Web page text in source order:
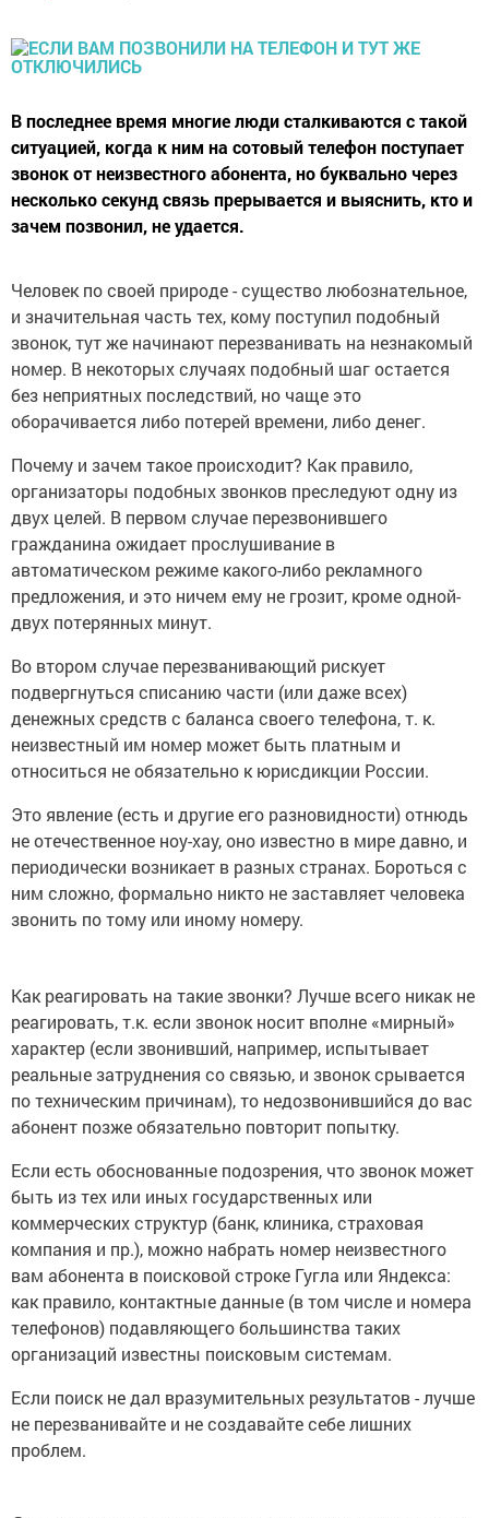
В последнее время многие люди сталкиваются с такой
ситуацией, когда к ним на сотовый телефон поступает
звонок от неизвестного абонента, но буквально через
несколько секунд связь прерывается и выяснить, кто и
зачем позвонил, не удается.
Человек по своей природе - существо любознательное,
и значительная часть тех, кому поступил подобный
звонок, тут же начинают перезванивать на незнакомый
номер. В некоторых случаях подобный шаг остается
без неприятных последствий, но чаще это
оборачивается либо потерей времени, либо денег.
Почему и зачем такое происходит? Как правило,
организаторы подобных звонков преследуют одну из
двух целей. В первом случае перезвонившего
гражданина ожидает прослушивание в
автоматическом режиме какого-либо рекламного
предложения, и это ничем ему не грозит, кроме одной-
двух потерянных минут.
Во втором случае перезванивающий рискует
подвергнуться списанию части (или даже всех)
денежных средств с баланса своего телефона, т. к.
неизвестный им номер может быть платным и
относиться не обязательно к юрисдикции России.
Это явление (есть и другие его разновидности) отнюдь
не отечественное ноу-хау, оно известно в мире давно, и
периодически возникает в разных странах. Бороться с
ним сложно, формально никто не заставляет человека
звонить по тому или иному номеру.
Как реагировать на такие звонки? Лучше всего никак не
реагировать, т.к. если звонок носит вполне «мирный»
характер (если звонивший, например, испытывает
реальные затруднения со связью, и звонок срывается
по техническим причинам), то недозвонившийся до вас
абонент позже обязательно повторит попытку.
Если есть обоснованные подозрения, что звонок может
быть из тех или иных государственных или
коммерческих структур (банк, клиника, страховая
компания и пр.), можно набрать номер неизвестного
вам абонента в поисковой строке Гугла или Яндекса:
как правило, контактные данные (в том числе и номера
телефонов) подавляющего большинства таких
организаций известны поисковым системам.
Если поиск не дал вразумительных результатов - лучше
не перезванивайте и не создавайте себе лишних
проблем.